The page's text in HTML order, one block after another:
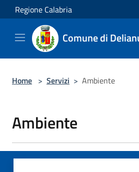
Salta al contenuto principale
Regione Calabria
Comune di
Home > Servizi > Ambiente
Ambiente